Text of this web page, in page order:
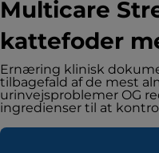
Multicare
kattefoder
Ernæring klinisk
tilbagefald af de mest
urinvejsproblemer OG
ingredienser til at